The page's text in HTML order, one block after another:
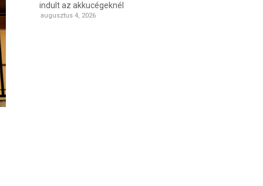
indult az akkucégeknél
augusztus 4, 2026